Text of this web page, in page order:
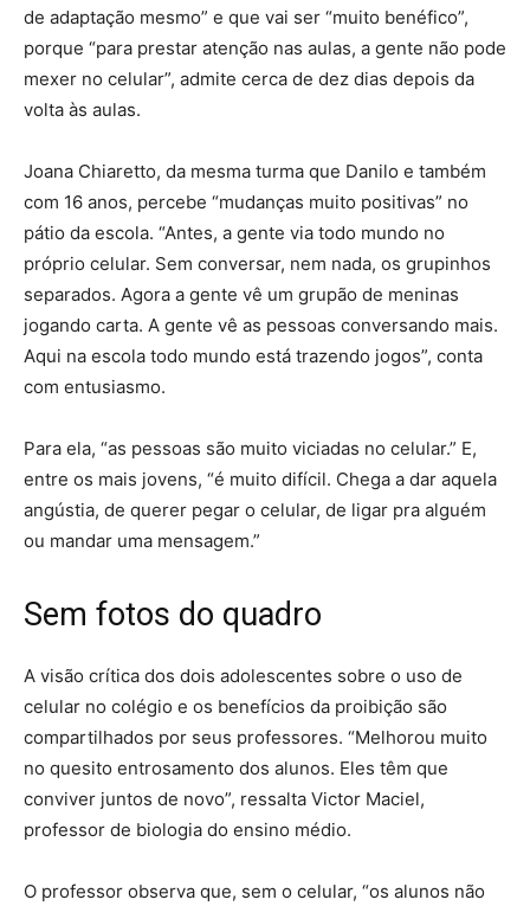
de adaptação mesmo” e que vai ser “muito benéfico”,
porque “para prestar atenção nas aulas, a gente não pode
mexer no celular”, admite cerca de dez dias depois da
volta às aulas.
Joana Chiaretto, da mesma turma que Danilo e também
com 16 anos, percebe “mudanças muito positivas” no
pátio da escola. “Antes, a gente via todo mundo no
próprio celular. Sem conversar, nem nada, os grupinhos
separados. Agora a gente vê um grupão de meninas
jogando carta. A gente vê as pessoas conversando mais.
Aqui na escola todo mundo está trazendo jogos”, conta
com entusiasmo.
Para ela, “as pessoas são muito viciadas no celular.” E,
entre os mais jovens, “é muito difícil. Chega a dar aquela
angústia, de querer pegar o celular, de ligar pra alguém
ou mandar uma mensagem.”
Sem fotos do quadro
A visão crítica dos dois adolescentes sobre o uso de
celular no colégio e os benefícios da proibição são
compartilhados por seus professores. “Melhorou muito
no quesito entrosamento dos alunos. Eles têm que
conviver juntos de novo”, ressalta Victor Maciel,
professor de biologia do ensino médio.
O professor observa que, sem o celular, “os alunos não